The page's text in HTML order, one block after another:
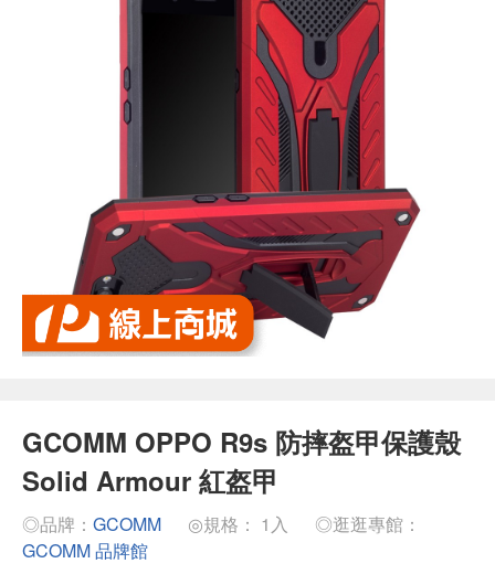
GCOMM OPPO R9s 防摔盔甲保護殼
Solid Armour 紅盔甲
◎品牌： GCOMM ◎規格： 1入
◎逛逛專館：
GCOMM 品牌館